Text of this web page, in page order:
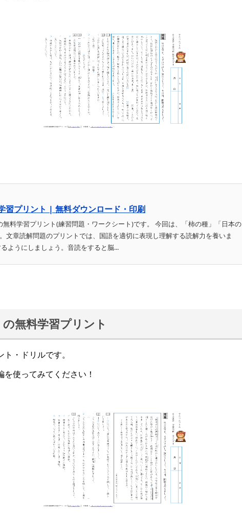
習プリント | 無料ダウンロード・印刷
料学習プリント(練習問題・ワークシート)です。 今回は、「柿の種」「日本の
文章読解問題のプリントでは、国語を適切に表現し理解する読解力を養いま
ようにしましょう。音読をすると脳...
無料学習プリント
・ドリルです。
使ってみてください！